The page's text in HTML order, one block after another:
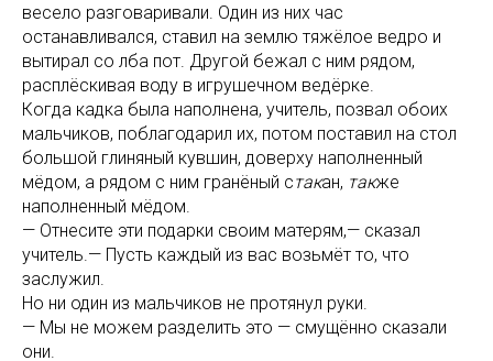
весело разговаривали. Один из них час
останавливался, ставил на землю тяжёлое ведро и
вытирал со лба пот. Другой бежал с ним рядом,
расплёскивая воду в игрушечном ведёрке.
Когда кадка была наполнена, учитель, позвал обоих
мальчиков, поблагодарил их, потом поставил на стол
большой глиняный кувшин, доверху наполненный
мёдом, а рядом с ним гранёный стакан, также
наполненный мёдом.
— Отнесите эти подарки своим матерям,— сказал
учитель.— Пусть каждый из вас возьмёт то, что
заслужил.
Но ни один из мальчиков не протянул руки.
— Мы не можем разделить это — смущённо сказали
они.